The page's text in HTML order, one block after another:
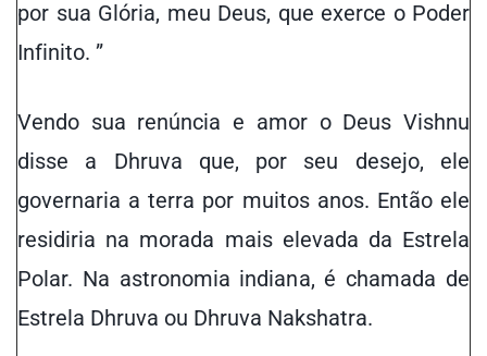
por sua Glória, meu Deus, que exerce o Poder
Infinito. ”
Vendo sua renúncia e amor o Deus Vishnu
disse a Dhruva que, por seu desejo, ele
governaria a terra por muitos anos. Então ele
residiria na morada mais elevada da Estrela
Polar. Na astronomia indiana, é chamada de
Estrela Dhruva ou Dhruva Nakshatra.